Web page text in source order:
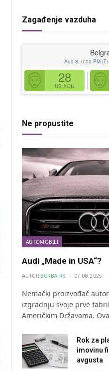
Zagađenje vazduha
Aug 8, 6:00 PM
28
US AQI+
Ne propustite
AUTOMOBILI
Audi „Made in USA“?
AUTOR BORBA.RS 07.08.2025.
Nemački proizvođač
izgradnju svoje prve
Američkim Državama.
Rok za
imovinu
avgusta